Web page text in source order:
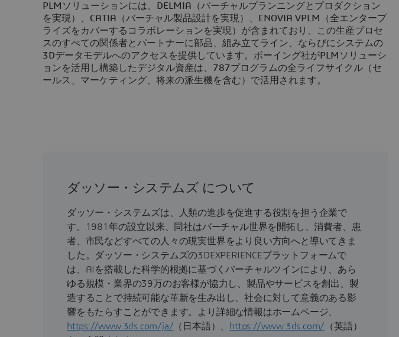
PLMソリューションには、DELMIA（バーチャルプランニングとプロダクション
を実現）、CATIA（バーチャル製品設計を実現）、ENOVIA VPLM（全エンタープ
ライズをカバーするコラボレーションを実現）が含まれており、この生産プロセ
スのすべての関係者とパートナーに部品、組み立てライン、ならびにシステムの
3Dデータモデルへのアクセスを提供しています。ボーイング社がPLMソリューシ
ョンを活用し構築したデジタル資産は、787プログラムの全ライフサイクル（セ
ールス、マーケティング、将来の派生機を含む）で活用されます。
ダッソー・システムズ について
ダッソー・システムズは、人類の進歩を促進する役割を担う企業で
す。1981年の設立以来、同社はバーチャル世界を開拓し、消費者、患
者、市民などすべての人々の現実世界をより良い方向へと導いてきま
した。ダッソー・システムズの3DEXPERIENCEプラットフォームで
は、AIを搭載した科学的根拠に基づくバーチャルツインにより、あら
ゆる規模・業界の39万のお客様が協力し、製品やサービスを創出、製
造することで持続可能な革新を生み出し、社会に対して意義のある影
響をもたらすことができます。より詳細な情報はホームページ、
https://www.3ds.com/ja/ （日本語）、 https://www.3ds.com/ （英語）